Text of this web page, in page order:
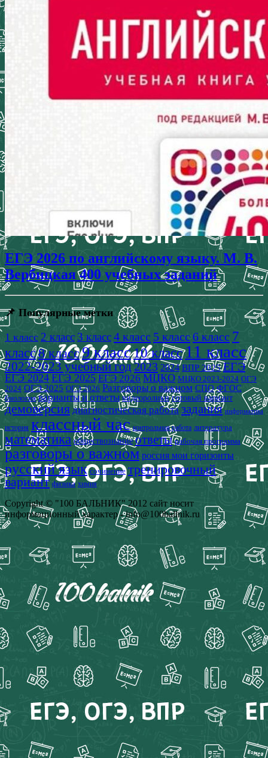
ЕГЭ 2026 по английскому языку. М. В.
Вербицкая 400 учебных заданий
📌 Популярные метки
1 класс 2 класс 3 класс4 класс 5 класс 6 класс 7
класс8 класс9 класс10 класс11 класс
2022-2023 учебный год 2023 2024 ВПР 2025 ЕГЭ
ЕГЭ 2024 ЕГЭ 2025 ЕГЭ 2026 МЦКО МЦКО 2023-2024 ОГЭ
2024 ОГЭ 2025 ОГЭ 2026 Разговоры о важном СПО ФГОС
биология варианты и ответы видеоролики готовый вариант
демоверсия диагностическая работа задания информатика
история классный час контрольная работа литература
математика обществознание ответы рабочая программа
разговоры о важном россия мои горизонты
русский язык сочинение тренировочный
вариант физика химия
Copyright © "100 БАЛЬНИК" 2012 сайт носит
информационный характер - info@100ballnik.ru